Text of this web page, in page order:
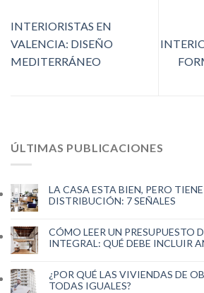
INTERIORISTAS EN
VALENCIA: DISEÑO
MEDITERRÁNEO
ÚLTIMAS PUBLICACIONES
LA CASA ESTA BIEN, PERO
DISTRIBUCIÓN: 7 SEÑALES
CÓMO LEER UN PRESUPUESTO
INTEGRAL: QUÉ DEBE INCLUIR
¿POR QUÉ LAS VIVIENDAS DE
TODAS IGUALES?